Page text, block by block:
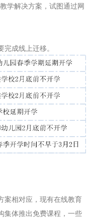
学解决方案，试图通过网
成线上迁移。
案相对应，现有在线教育
体推出免费课程，一些